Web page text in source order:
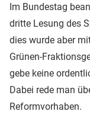
Im Bundestag
dritte Lesung des
dies wurde aber
Grünen-
gebe keine
Dabei rede man
Reformvorhaben.